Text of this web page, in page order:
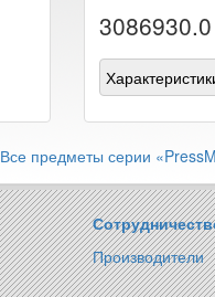
Все предметы серии
Производители